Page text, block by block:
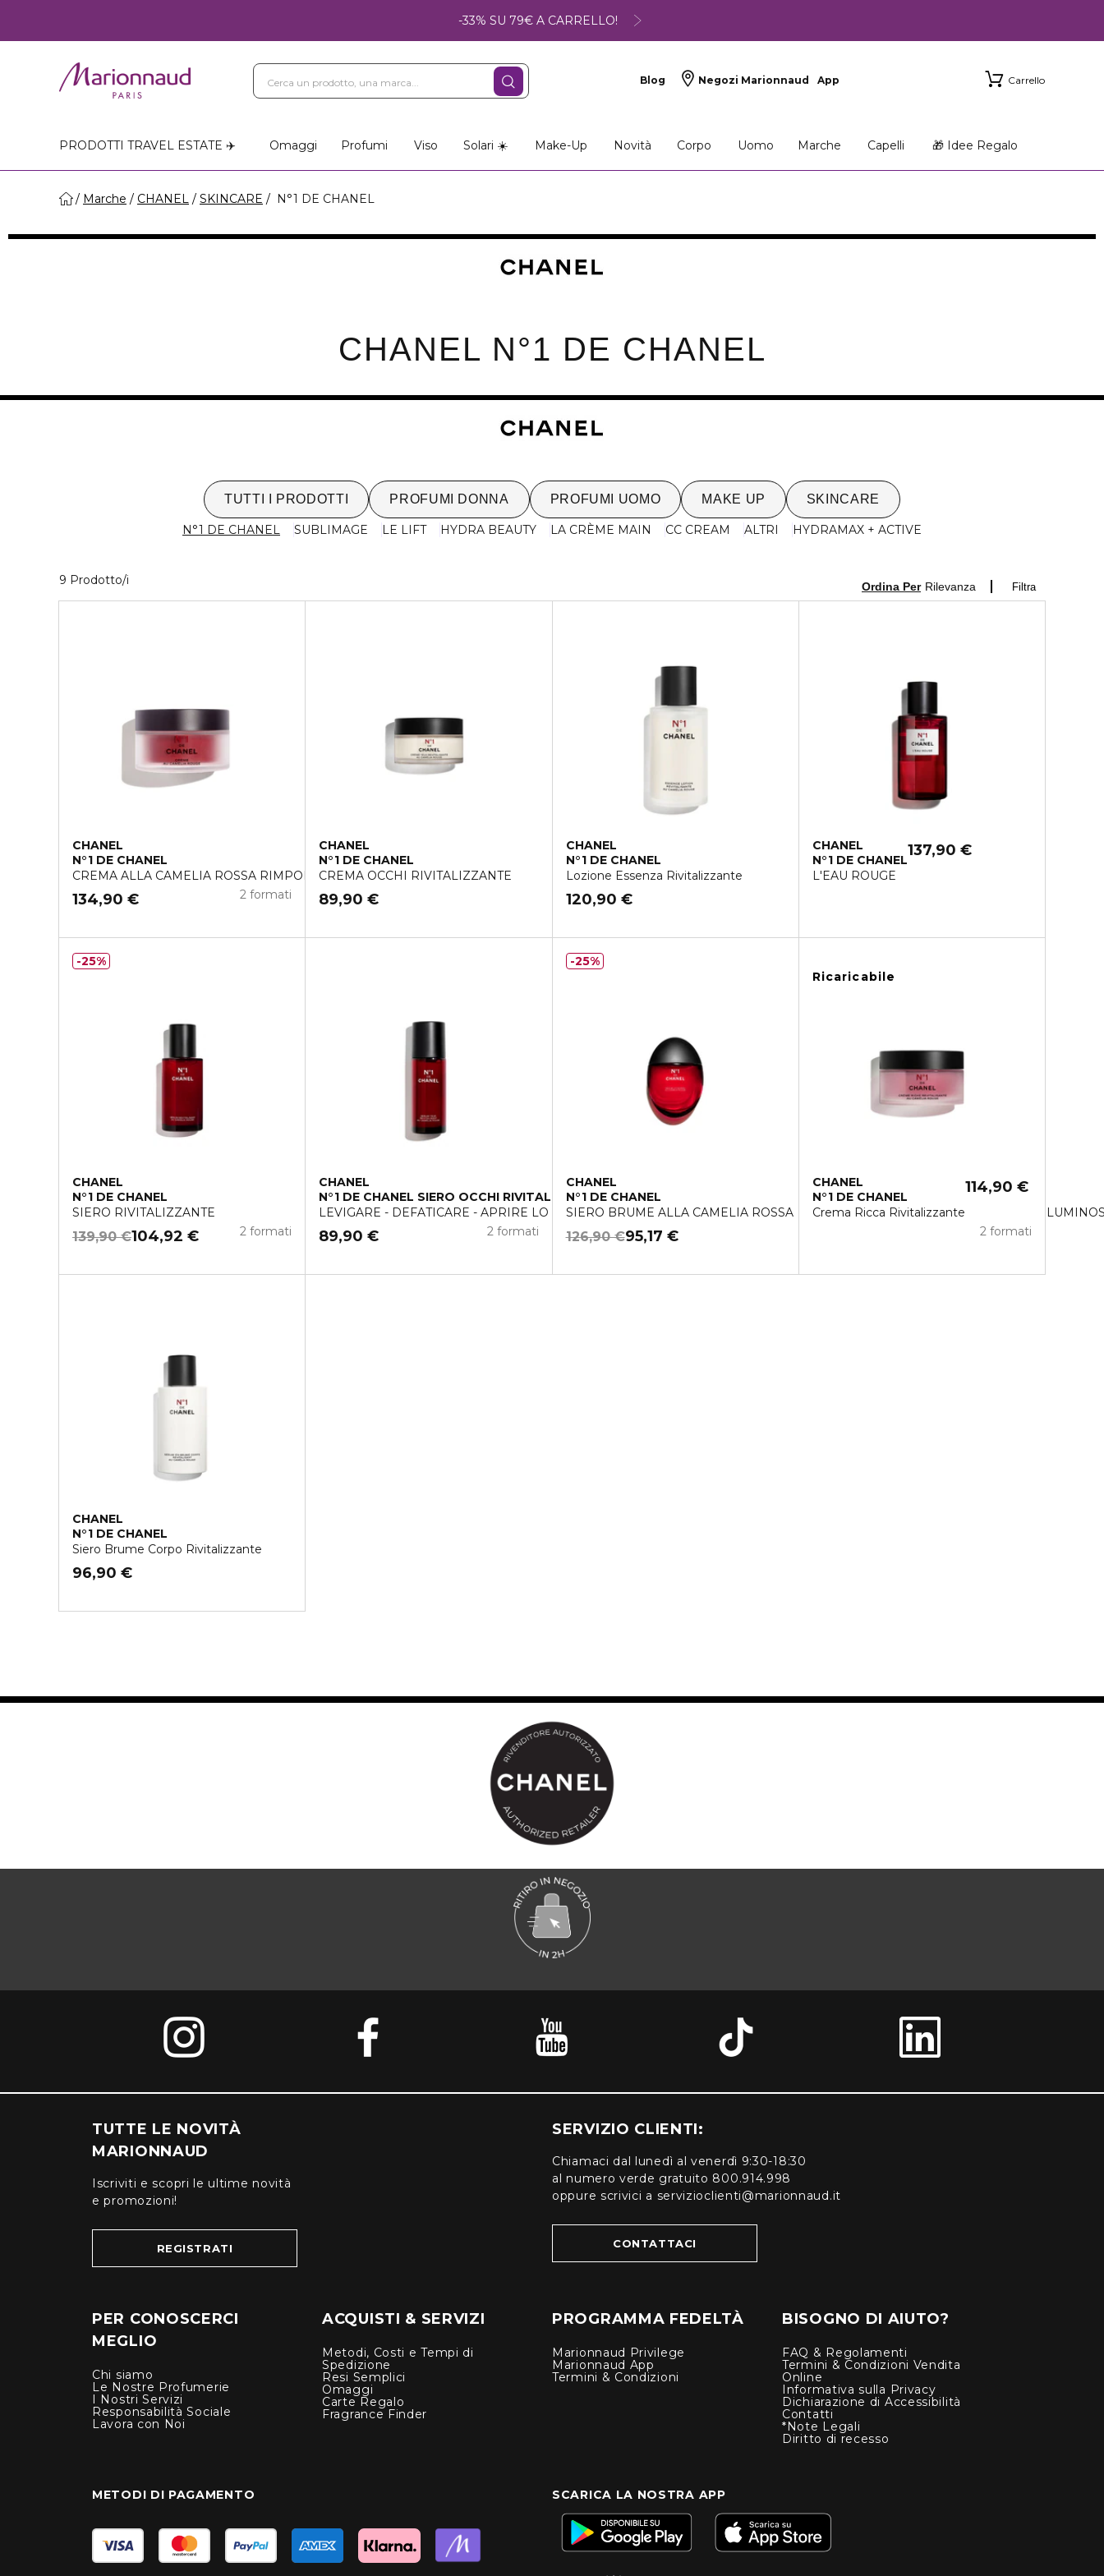
-33% SU 79€ A CARRELLO!
Blog Negozi Marionnaud App Carrello
PRODOTTI TRAVEL ESTATE ✈️ Omaggi Profumi Viso Solari ☀️ Make-Up Novità Corpo Uomo Marche Capelli 🎁 Idee Regalo
Marche CHANEL SKINCARE N°1 DE CHANEL
CHANEL N°1 DE CHANEL
TUTTI I PRODOTTI PROFUMI DONNA PROFUMI UOMO MAKE UP SKINCARE
N°1 DE CHANEL SUBLIMAGE LE LIFT HYDRA BEAUTY LA CRÈME MAIN CC CREAM ALTRI HYDRAMAX + ACTIVE
9 Prodotto/i Filtra
Ordina Per Rilevanza
CHANEL
N°1 DE CHANEL
CREMA ALLA CAMELIA ROSSA RIMPOLPARE − LEVIGARE − PROTEGGERE
134,90 € 2 formati
CHANEL
N°1 DE CHANEL
CREMA OCCHI RIVITALIZZANTE
89,90 €
CHANEL
N°1 DE CHANEL
Lozione Essenza Rivitalizzante
120,90 €
CHANEL
N°1 DE CHANEL
L'EAU ROUGE
137,90 €
CHANEL
N°1 DE CHANEL
SIERO RIVITALIZZANTE
104,92 €
139,90 € 2 formati
25%
CHANEL
N°1 DE CHANEL SIERO OCCHI RIVITALIZZANTE
LEVIGARE - DEFATICARE - APRIRE LO SGUARDO
89,90 € 2 formati
CHANEL
N°1 DE CHANEL
SIERO BRUME ALLA CAMELIA ROSSA PROTEGGERE - LENIRE - RAVVIVARE LA
95,17 €
126,90 €
25%
Ricaricabile
CHANEL
N°1 DE CHANEL
Crema Ricca Rivitalizzante
114,90 €
2 formati
CHANEL
N°1 DE CHANEL
Siero Brume Corpo Rivitalizzante
96,90 €
TUTTE LE NOVITÀ
MARIONNAUD
Iscriviti e scopri le ultime novità
e promozioni!
REGISTRATI
SERVIZIO CLIENTI:
Chiamaci dal lunedì al venerdì 9:30-18:30
al numero verde gratuito 800.914.998
oppure scrivici a servizioclienti@marionnaud.it
CONTATTACI
PER CONOSCERCI
MEGLIO
Chi siamo
Le Nostre Profumerie
I Nostri Servizi
Responsabilità Sociale
Lavora con Noi
ACQUISTI & SERVIZI
Metodi, Costi e Tempi di
Spedizione
Resi Semplici
Omaggi
Carte Regalo
Fragrance Finder
PROGRAMMA FEDELTÀ
Marionnaud Privilege
Marionnaud App
Termini & Condizioni
BISOGNO DI AIUTO?
FAQ & Regolamenti
Termini & Condizioni Vendita
Online
Informativa sulla Privacy
Dichiarazione di Accessibilità
Contatti
*Note Legali
Diritto di recesso
METODI DI PAGAMENTO SCARICA LA NOSTRA APP